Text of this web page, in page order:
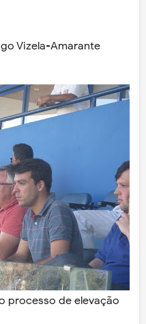
Vizela-Amarante
processo de elevação